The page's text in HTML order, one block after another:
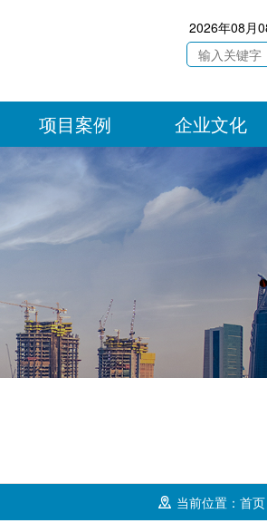
2026年08
项目案例 企业文化
当前位置： 首页